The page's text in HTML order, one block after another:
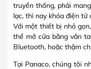
truyền thống, phải
lạc, thì nay khóa điện
Với một thiết bị nhỏ
thể mở cửa bằng vân
Bluetooth, hoặc thậm
Tại Panaco, chúng tôi